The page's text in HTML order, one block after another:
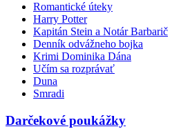
Romantické úteky
Harry Potter
Kapitán Stein a Notár Barbarič
Denník odvážneho bojka
Krimi Dominika Dána
Učím sa rozprávať
Duna
Smradi
Darčekové poukážky